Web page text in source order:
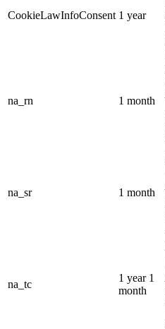
CookieLawInfoConsent 1 year
na_rn 1 month
na_sr 1 month
na_tc
1 year 1
month